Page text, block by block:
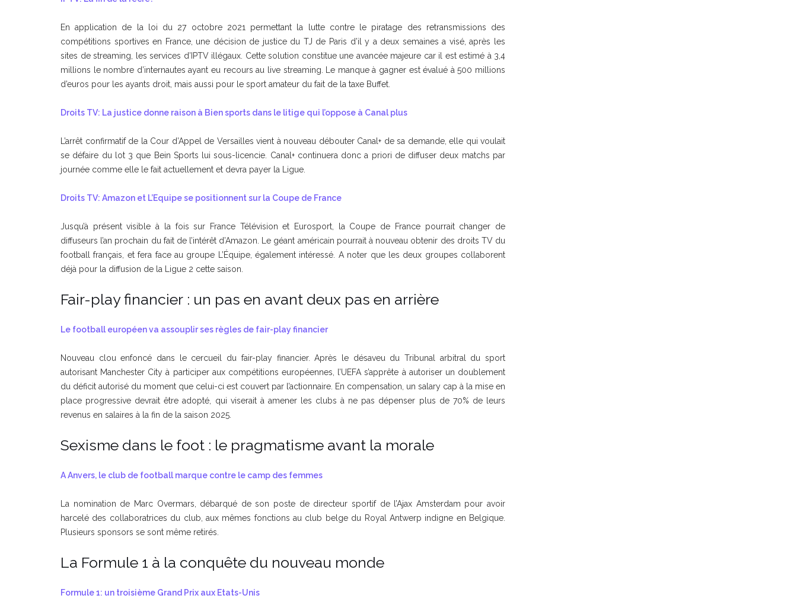
En application de la loi du 27 octobre 2021 permettant la lutte contre le piratage des retransmissions des
compétitions sportives en France, une décision de justice du TJ de Paris d’il y a deux semaines a visé, après les
sites de streaming, les services d’IPTV illégaux. Cette solution constitue une avancée majeure car il est estimé à 3,4
millions le nombre d’internautes ayant eu recours au live streaming. Le manque à gagner est évalué à 500 millions
d’euros pour les ayants droit, mais aussi pour le sport amateur du fait de la taxe Buffet.
Droits TV: La justice donne raison à Bien sports dans le litige qui l’oppose à Canal plus
L’arrêt confirmatif de la Cour d’Appel de Versailles vient à nouveau débouter Canal+ de sa demande, elle qui voulait
se défaire du lot 3 que Bein Sports lui sous-licencie. Canal+ continuera donc a priori de diffuser deux matchs par
journée comme elle le fait actuellement et devra payer la Ligue.
Droits TV: Amazon et L’Equipe se positionnent sur la Coupe de France
Jusqu’à présent visible à la fois sur France Télévision et Eurosport, la Coupe de France pourrait changer de
diffuseurs l’an prochain du fait de l’intérêt d’Amazon. Le géant américain pourrait à nouveau obtenir des droits TV du
football français, et fera face au groupe L’Équipe, également intéressé. A noter que les deux groupes collaborent
déjà pour la diffusion de la Ligue 2 cette saison.
Fair-play financier : un pas en avant deux pas en arrière
Le football européen va assouplir ses règles de fair-play financier
Nouveau clou enfoncé dans le cercueil du fair-play financier. Après le désaveu du Tribunal arbitral du sport
autorisant Manchester City à participer aux compétitions européennes, l’UEFA s’apprête à autoriser un doublement
du déficit autorisé du moment que celui-ci est couvert par l’actionnaire. En compensation, un salary cap à la mise en
place progressive devrait être adopté, qui viserait à amener les clubs à ne pas dépenser plus de 70% de leurs
revenus en salaires à la fin de la saison 2025.
Sexisme dans le foot : le pragmatisme avant la morale
A Anvers, le club de football marque contre le camp des femmes
La nomination de Marc Overmars, débarqué de son poste de directeur sportif de l’Ajax Amsterdam pour avoir
harcelé des collaboratrices du club, aux mêmes fonctions au club belge du Royal Antwerp indigne en Belgique.
Plusieurs sponsors se sont même retirés.
La Formule 1 à la conquête du nouveau monde
Formule 1: un troisième Grand Prix aux Etats-Unis